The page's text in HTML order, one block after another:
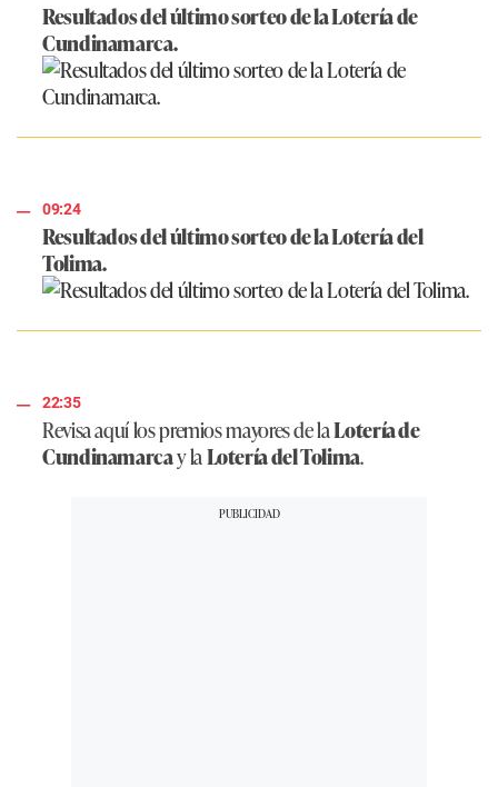
Resultados del último sorteo de la Lotería de
Cundinamarca.
09:24
Resultados del último sorteo de la Lotería del
Tolima.
22:35
Revisa aquí los premios mayores de laLotería de
Cundinamarcay laLotería del Tolima.